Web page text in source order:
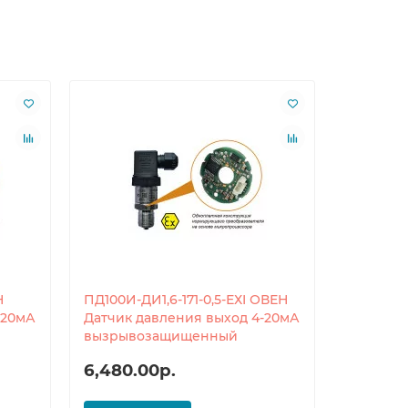
ПД100И-ДИ1,6-171-0,5-ЕХI ОВЕН
Датчик давления выход 4-20мА
вызрывозащищенный
6,480.00р.